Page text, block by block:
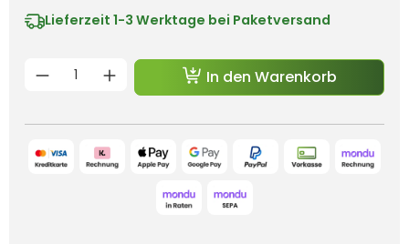
Lieferzeit 1-3 Werktage bei Paketversand
Produkt Anzahl: Gib den
In den Warenkorb